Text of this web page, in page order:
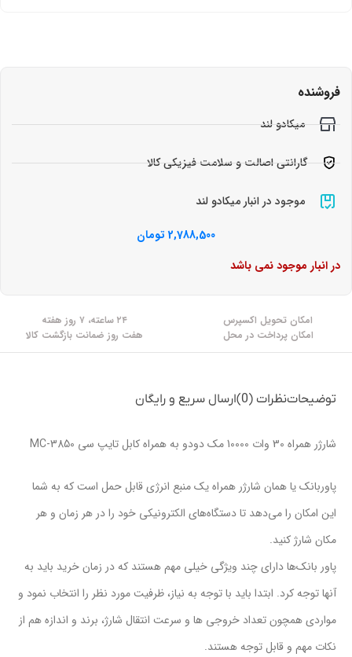
فروشنده
میکادو لند
گارانتی اصالت و سلامت فیزیکی کالا
موجود در انبار میکادو لند
2,788,500 تومان
در انبار موجود نمی باشد
امکان تحویل اکسپرس
۲۴ ساعته، ۷ روز هفته
امکان پرداخت در محل
هفت روز ضمانت بازگشت کالا
توضیحاتنظرات (0) ارسال سریع و رایگان
شارژر همراه 30 وات 10000 مک دودو به همراه کابل تایپ سی MC-3850
پاوربانک یا همان شارژر همراه یک منبع انرژی قابل حمل است که به شما
این امکان را می‌دهد تا دستگاه‌‌های الکترونیکی خود را در هر زمان و هر
مکان شارژ کنید.
پاور بانک‌ها دارای چند ویژگی خیلی مهم هستند که در زمان خرید باید به
آنها توجه کرد. ابتدا باید با توجه به نیاز، ظرفیت مورد نظر را انتخاب نمود و
مواردی همچون تعداد خروجی ها و سرعت انتقال شارژ، برند و اندازه هم از
نکات مهم و قابل توجه هستند.